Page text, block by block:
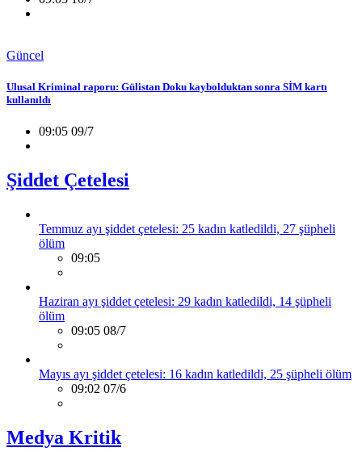
Güncel
Ulusal Kriminal raporu: Gülistan Doku kaybolduktan sonra SİM kartı
kullanıldı
09:05 09/7
Şiddet Çetelesi
Temmuz ayı şiddet çetelesi: 25 kadın katledildi, 27 şüpheli
ölüm
09:05
Haziran ayı şiddet çetelesi: 29 kadın katledildi, 14 şüpheli
ölüm
09:05 08/7
Mayıs ayı şiddet çetelesi: 16 kadın katledildi, 25 şüpheli ölüm
09:02 07/6
Medya Kritik